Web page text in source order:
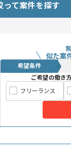
って案件を探す
似た案
希望条件
ご希望の働き
フリーランス